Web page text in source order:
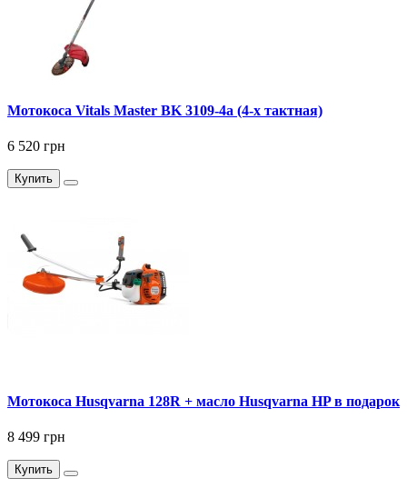
Мотокоса Vitals Master BK 3109-4a (4-х тактная)
6 520 грн
Купить
Мотокоса Husqvarna 128R + масло Husqvarna HP в подарок
8 499 грн
Купить